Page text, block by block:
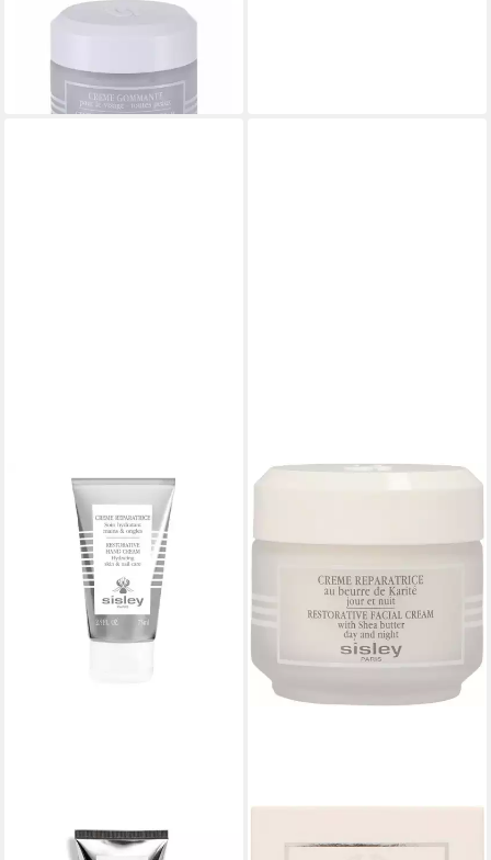
Tagescreme Creme
ab 57,16 €
(1.143,20 €/ 1 l)
in 2-3 Werktagen bei dir